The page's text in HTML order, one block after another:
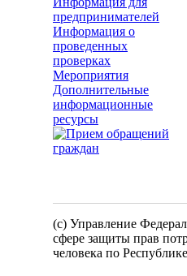
предпринимателей
Информация о
проведенных
проверках
Мероприятия
Дополнительные
информационные
ресурсы
(c) Управление
сфере защиты прав
человека по